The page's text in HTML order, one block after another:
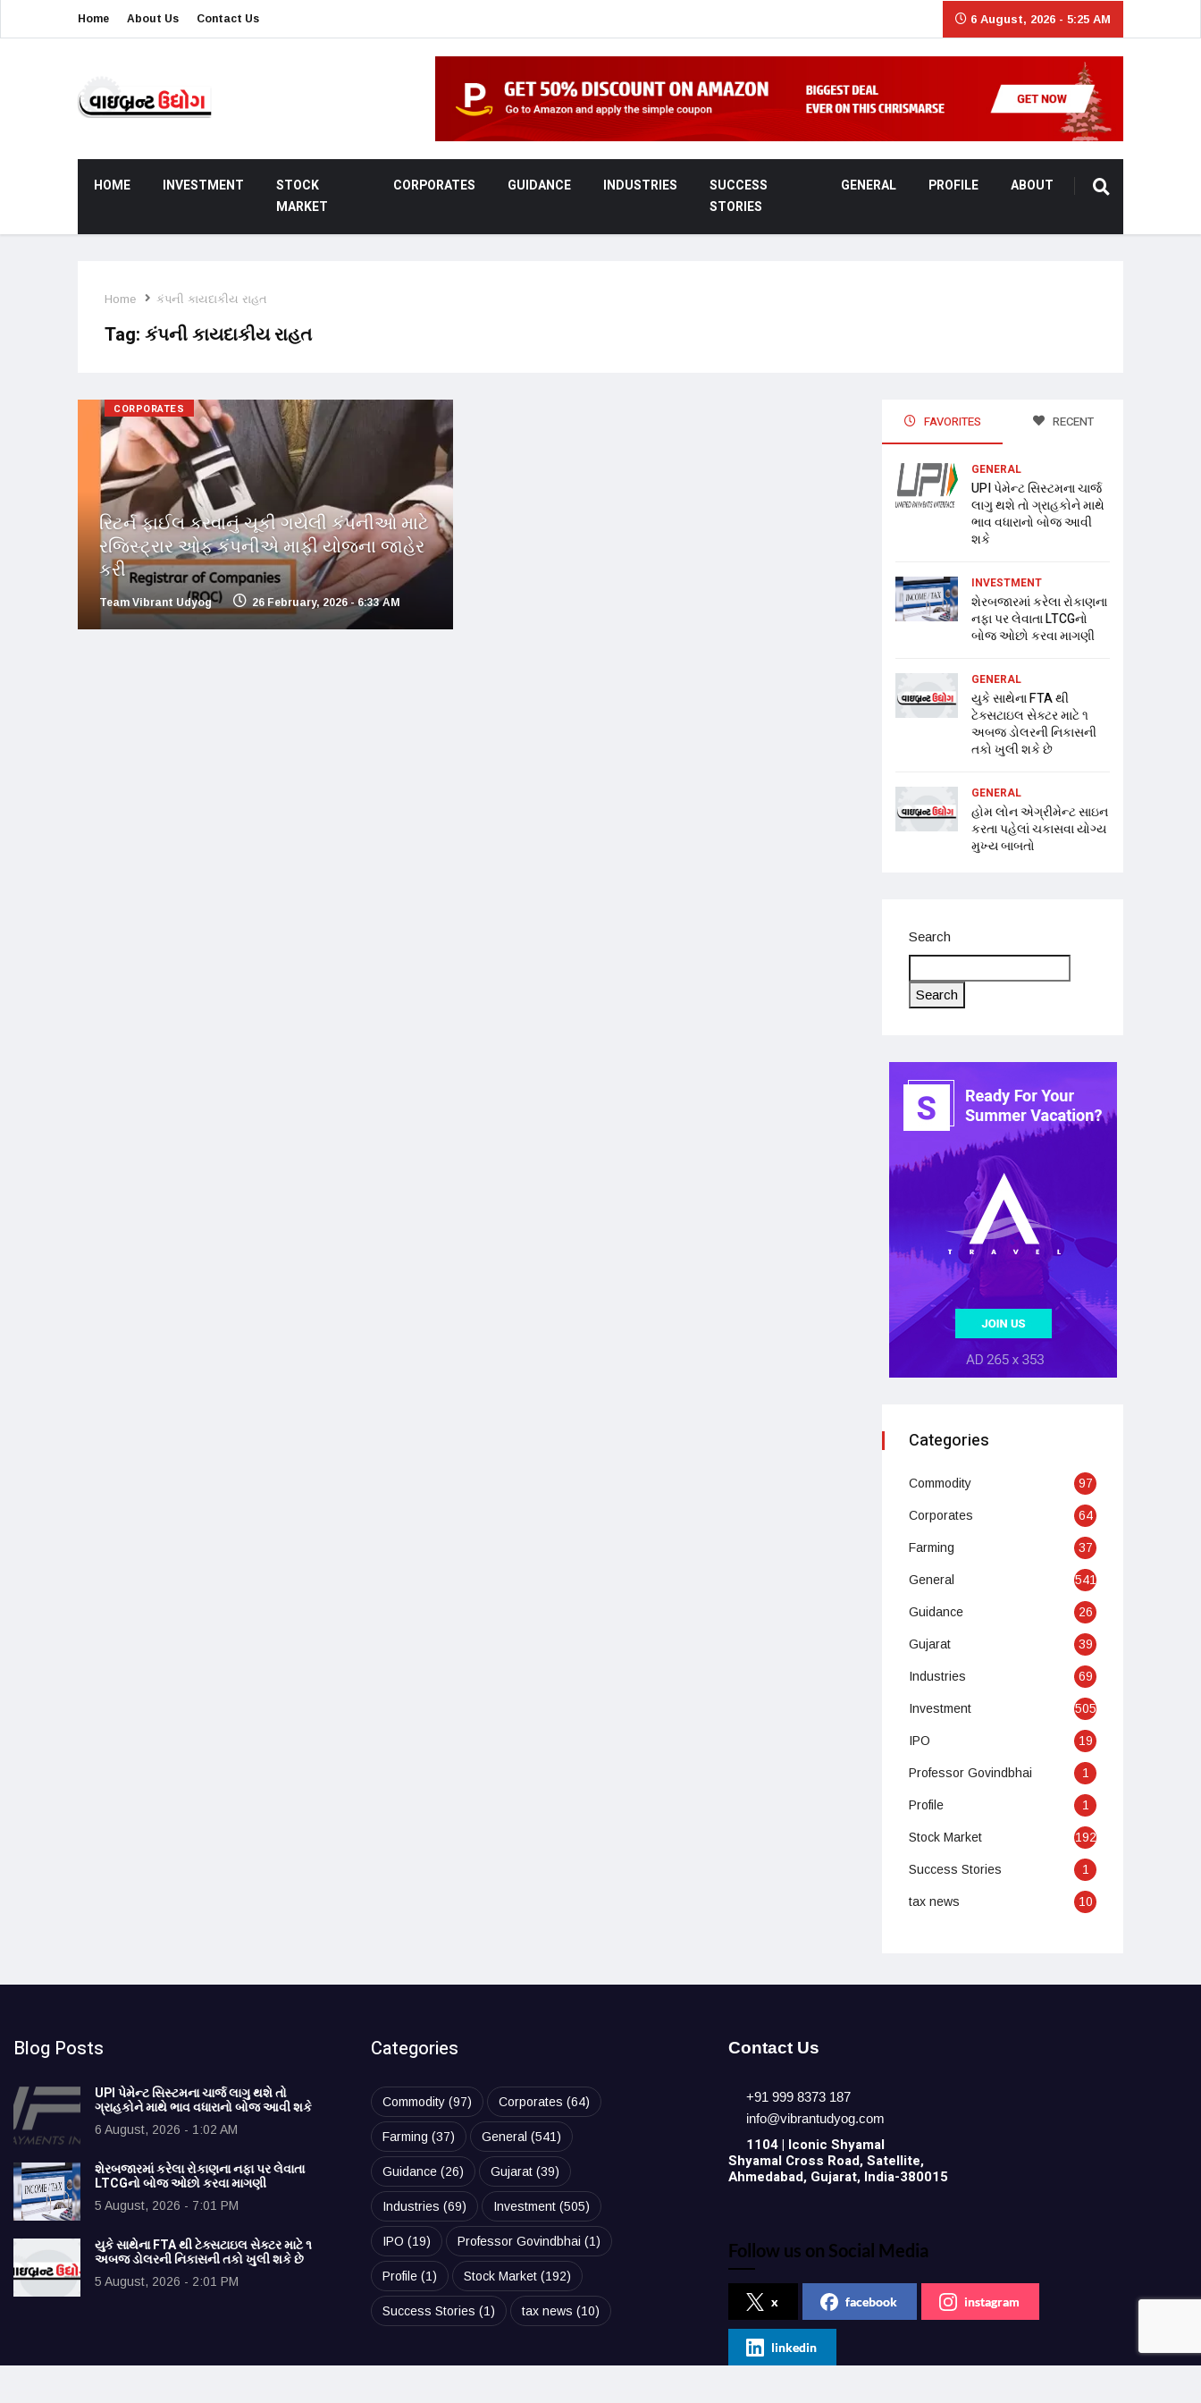
Home About Us Contact Us 6 August, 2026 - 5:25 AM
HOME INVESTMENT
STOCK
MARKET
CORPORATES GUIDANCE INDUSTRIES
SUCCESS
STORIES
GENERAL PROFILE ABOUT
Home કંપની કાયદાકીય રાહત
Tag: કંપની કાયદાકીય રાહત
CORPORATES
રિટર્ન ફાઈલ કરવાનું ચૂકી ગયેલી કંપનીઓ માટે
રજિસ્ટ્રાર ઓફ કંપનીએ માફી યોજના જાહેર
કરી
Team Vibrant Udyog 26 February, 2026 - 6:33 AM
FAVORITES RECENT
GENERAL
UPI પેમેન્ટ સિસ્ટમના ચાર્જ
લાગુ થશે તો ગ્રાહકોને માથે
ભાવ વધારાનો બોજ આવી
શકે
INVESTMENT
શેરબજારમાં કરેલા રોકાણના
નફા પર લેવાતા LTCGનો
બોજ ઓછો કરવા માગણી
GENERAL
યુકે સાથેના FTA થી
ટેક્સટાઇલ સેક્ટર માટે ૧
અબજ ડોલરની નિકાસની
તકો ખુલી શકે છે
GENERAL
હોમ લોન એગ્રીમેન્ટ સાઇન
કરતા પહેલાં ચકાસવા યોગ્ય
મુખ્ય બાબતો
Search
Search
Categories
Commodity 97
Corporates 64
Farming 37
General 541
Guidance 26
Gujarat 39
Industries 69
Investment 505
IPO 19
Professor Govindbhai 1
Profile 1
Stock Market 192
Success Stories 1
tax news 10
Blog Posts
UPI પેમેન્ટ સિસ્ટમના ચાર્જ લાગુ થશે તો
ગ્રાહકોને માથે ભાવ વધારાનો બોજ આવી શકે
6 August, 2026 - 1:02 AM
શેરબજારમાં કરેલા રોકાણના નફા પર લેવાતા
LTCGનો બોજ ઓછો કરવા માગણી
5 August, 2026 - 7:01 PM
યુકે સાથેના FTA થી ટેક્સટાઇલ સેક્ટર માટે ૧
અબજ ડોલરની નિકાસની તકો ખુલી શકે છે
5 August, 2026 - 2:01 PM
Categories
Commodity(97) Corporates (64)
Farming (37) General (541)
Guidance(26) Gujarat(39)
Industries (69) Investment(505)
IPO (19) Professor Govindbhai (1)
Profile(1) Stock Market(192)
Success Stories (1) tax news (10)
Contact Us
+91 999 8373 187
info@vibrantudyog.com
1104 | Iconic Shyamal
Shyamal Cross Road, Satellite,
Ahmedabad, Gujarat, India-380015
Follow us on Social Media
x facebook instagram
linkedin